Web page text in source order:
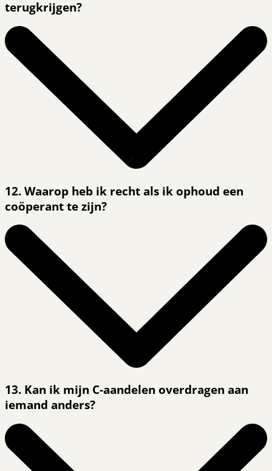
terugkrijgen?
12. Waarop heb ik recht als ik ophoud een
coöperant te zijn?
13. Kan ik mijn C-aandelen overdragen aan
iemand anders?